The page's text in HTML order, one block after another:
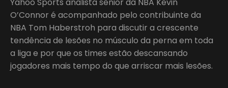
O’Connor é acompanhado pelo contribuinte da
NBA Tom Haberstroh para discutir a crescente
tendência de lesões no músculo da perna em toda
a liga e por que os times estão descansando
jogadores mais tempo do que arriscar mais lesões.